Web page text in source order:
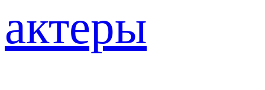
актеры